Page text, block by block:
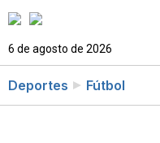
6 de agosto de 2026
Deportes Fútbol